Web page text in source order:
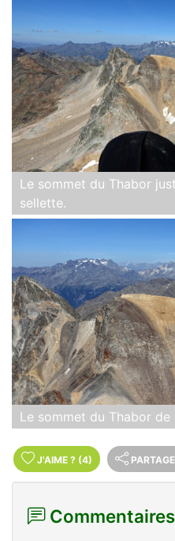
Le sommet du Thabor
sellette.
Le sommet du Thabor de
J'AIME ? (4)
Commentaires